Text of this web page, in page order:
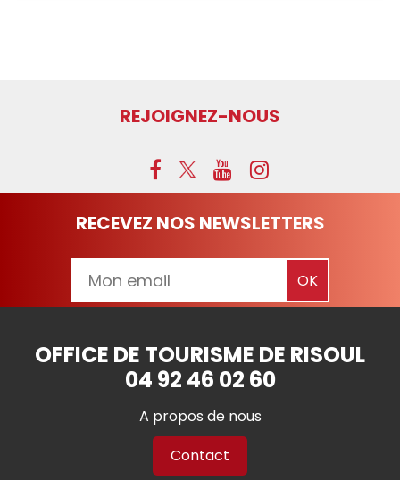
REJOIGNEZ-NOUS
RECEVEZ NOS NEWSLETTERS
OFFICE DE TOURISME DE RISOUL
04 92 46 02 60
A propos de nous
Contact